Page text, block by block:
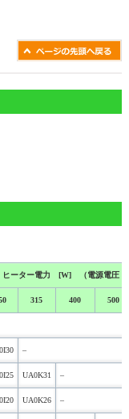
ヒーター電力 [W] （電源電圧
315 400 500
–
UA0K31 –
UA0K26 –